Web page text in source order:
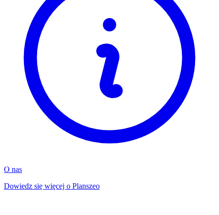
O nas
Dowiedz się więcej o Planszeo